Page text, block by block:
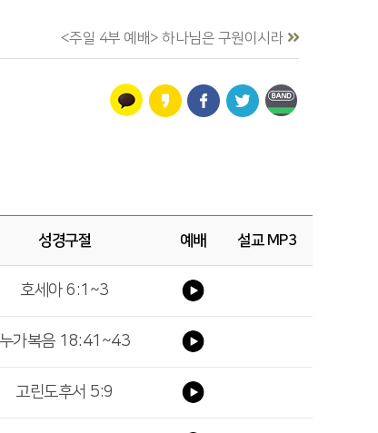
<주일 4부 예배> 하나님은 구원이시라
성경구절 예배 설교 MP3
호세아 6:1~3
누가복음 18:41~43
고린도후서 5:9